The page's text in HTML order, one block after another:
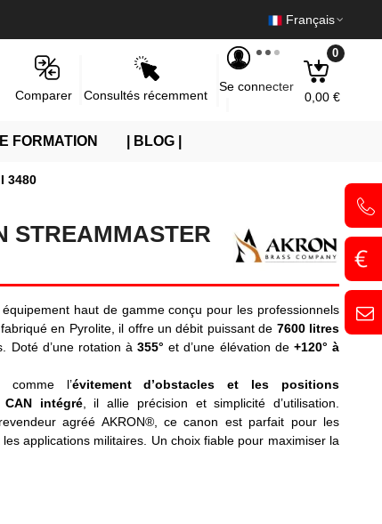
Français
Consultés récemment
Se connecter
0
0,00 €
Comparer
FORMATION | BLOG |
3480
STREAMMASTER
haut de gamme conçu pour les professionnels
en Pyrolite, il offre un débit puissant de 7600 litres
Doté d’une rotation à355° et d’une élévation de +120° à
comme l’évitement d’obstacles et les positions
CAN intégré, il allie précision et simplicité d’utilisation.
revendeur agréé AKRON®, ce canon est parfait pour les
applications militaires. Un choix fiable pour maximiser la